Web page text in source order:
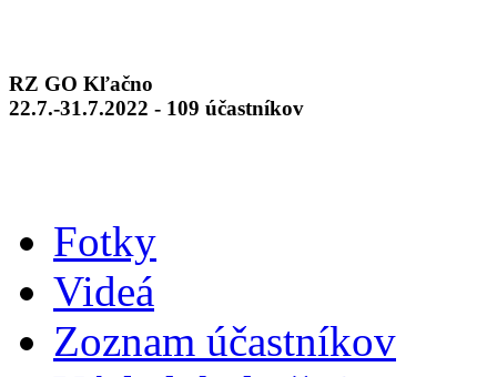
RZ GO Kľačno
22.7.-31.7.2022 - 109 účastníkov
Fotky
Videá
Zoznam účastníkov